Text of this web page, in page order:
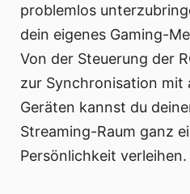
problemlos
dein eigenes Gaming-
Von der Steuerung der
zur Synchronisation mit
Geräten kannst du
Streaming-Raum ganz
Persönlichkeit verleihen.